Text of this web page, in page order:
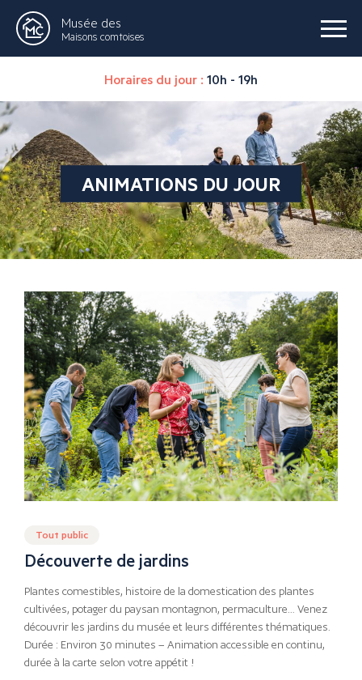
Musée des
Maisons comtoises
Horaires du jour : 10h - 19h
ANIMATIONS DU JOUR
Tout public
Découverte de jardins
Plantes comestibles, histoire de la domestication des plantes
cultivées, potager du paysan montagnon, permaculture… Venez
découvrir les jardins du musée et leurs différentes thématiques.
Durée : Environ 30 minutes – Animation accessible en continu,
durée à la carte selon votre appétit !